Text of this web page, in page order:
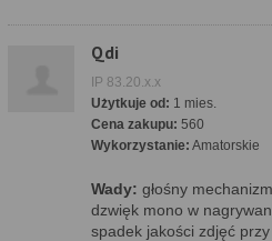
Qdi
IP 83.20.x.x
Użytkuje od: 1 mies.
Cena zakupu: 560
Wykorzystanie: Amatorskie
Wady: głośny
dzwięk mono w
spadek jakości zdjęć przy